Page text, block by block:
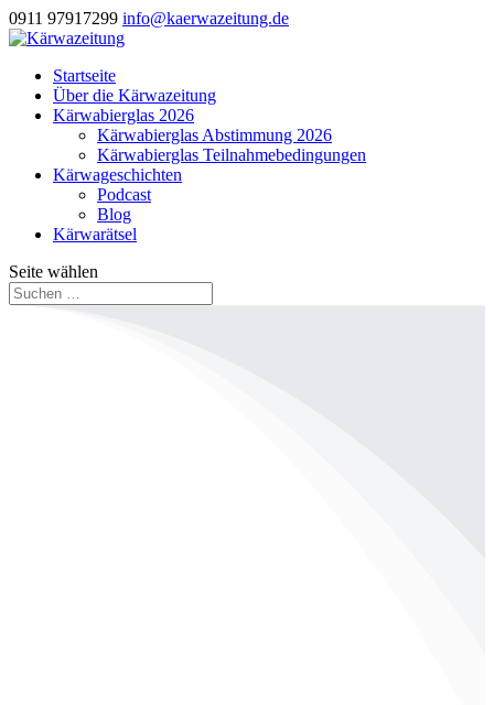
0911 97917299 info@kaerwazeitung.de
Startseite
Über die Kärwazeitung
Kärwabierglas 2026
Kärwabierglas Abstimmung 2026
Kärwabierglas Teilnahmebedingungen
Kärwageschichten
Podcast
Blog
Kärwarätsel
Seite wählen